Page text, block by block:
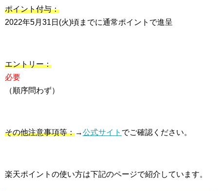
ポイント付与：
2022年5月31日(火)頃までに通常ポイントで進呈
エントリー：
必要
（順序問わず）
その他注意事項等：→公式サイト でご確認ください。
楽天ポイントの使い方は下記のページで紹介しています。